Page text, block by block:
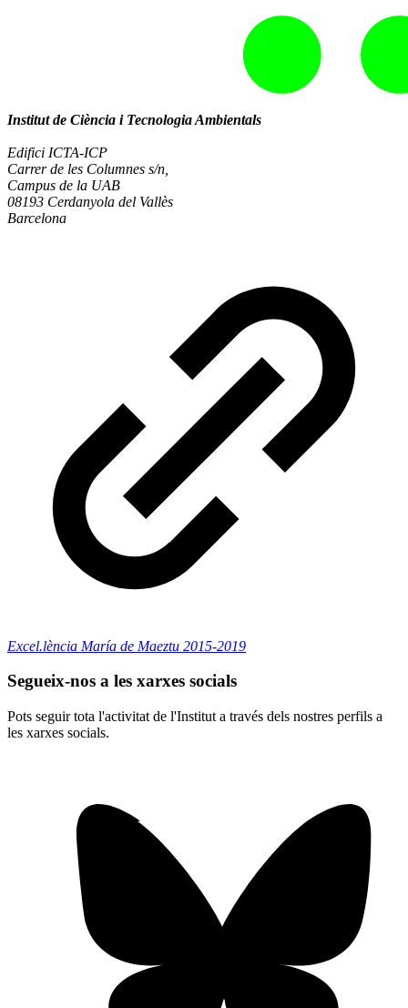
Institut de Ciència i Tecnologia Ambientals
Edifici ICTA-ICP
Carrer de les Columnes s/n,
Campus de la UAB
08193 Cerdanyola del Vallès
Barcelona
Excel.lència María de Maeztu 2015-2019
Segueix-nos a les xarxes socials
Pots seguir tota l'activitat de l'Institut a través dels nostres perfils a
les xarxes socials.